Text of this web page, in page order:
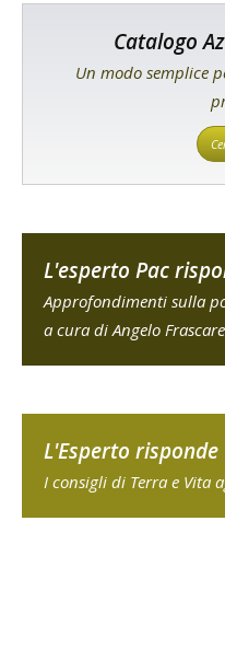
Catalogo
Un modo semplice
L'esperto Pac
Approfondimenti sulla
a cura di Angelo
L'Esperto risponde
I consigli di Terra e Vita